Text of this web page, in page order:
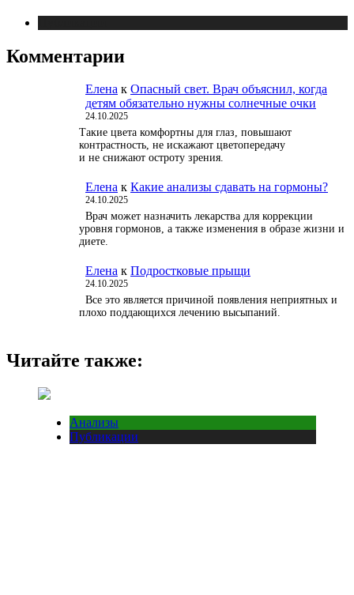
Комментарии
Елена к Опасный свет. Врач объяснил, когда
детям обязательно нужны солнечные очки
24.10.2025
Такие цвета комфортны для глаз, повышают
контрастность, не искажают цветопередачу
и не снижают остроту зрения.
Елена к Какие анализы сдавать на гормоны?
24.10.2025
Врач может назначить лекарства для коррекции
уровня гормонов, а также изменения в образе жизни и
диете.
Елена к Подростковые прыщи
24.10.2025
Все это является причиной появления неприятных и
плохо поддающихся лечению высыпаний.
Читайте также:
Анализы
Публикации